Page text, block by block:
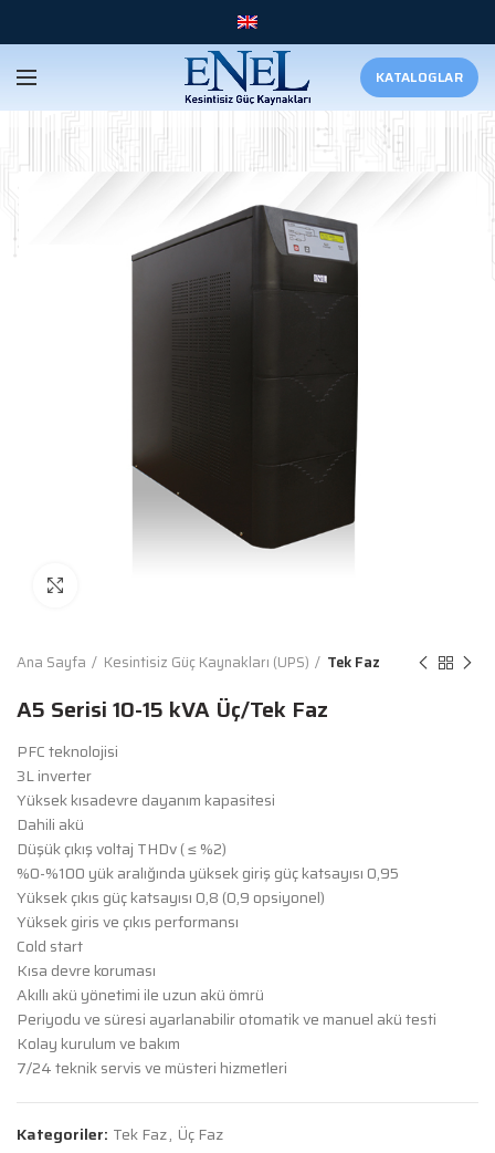
KATALOGLAR
Ana Sayfa Kesintisiz Güç Kaynakları (UPS) Tek Faz
A5 Serisi 10-15 kVA Üç/Tek Faz
PFC teknolojisi
3L inverter
Yüksek kısadevre dayanım kapasitesi
Dahili akü
Düşük çıkış voltaj THDv ( ≤ %2)
%0-%100 yük aralığında yüksek giriş güç katsayısı 0,95
Yüksek çıkıs güç katsayısı 0,8 (0,9 opsiyonel)
Yüksek giris ve çıkıs performansı
Cold start
Kısa devre koruması
Akıllı akü yönetimi ile uzun akü ömrü
Periyodu ve süresi ayarlanabilir otomatik ve manuel akü testi
Kolay kurulum ve bakım
7/24 teknik servis ve müsteri hizmetleri
Kategoriler: Tek Faz, Üç Faz